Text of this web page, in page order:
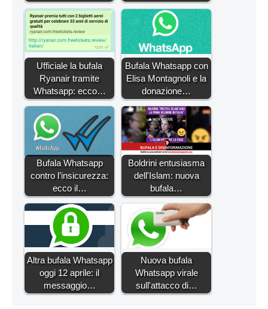
Ufficiale la bufala
Ryanair tramite
Whatsapp: ecco…
Bufala Whatsapp con
Elisa Montagnoli e la
donazione…
Bufala Whatsapp
contro l’insicurezza:
ecco il…
Boldrini entusiasma
dell'Islam: nuova
bufala…
Altra bufala Whatsapp
oggi 12 aprile: il
messaggio…
Nuova bufala
Whatsapp virale
sull'attacco di…